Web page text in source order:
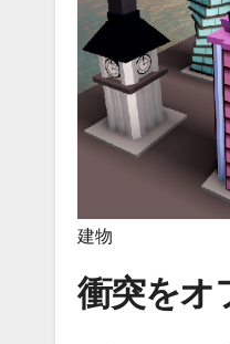
建物
衝突をオ